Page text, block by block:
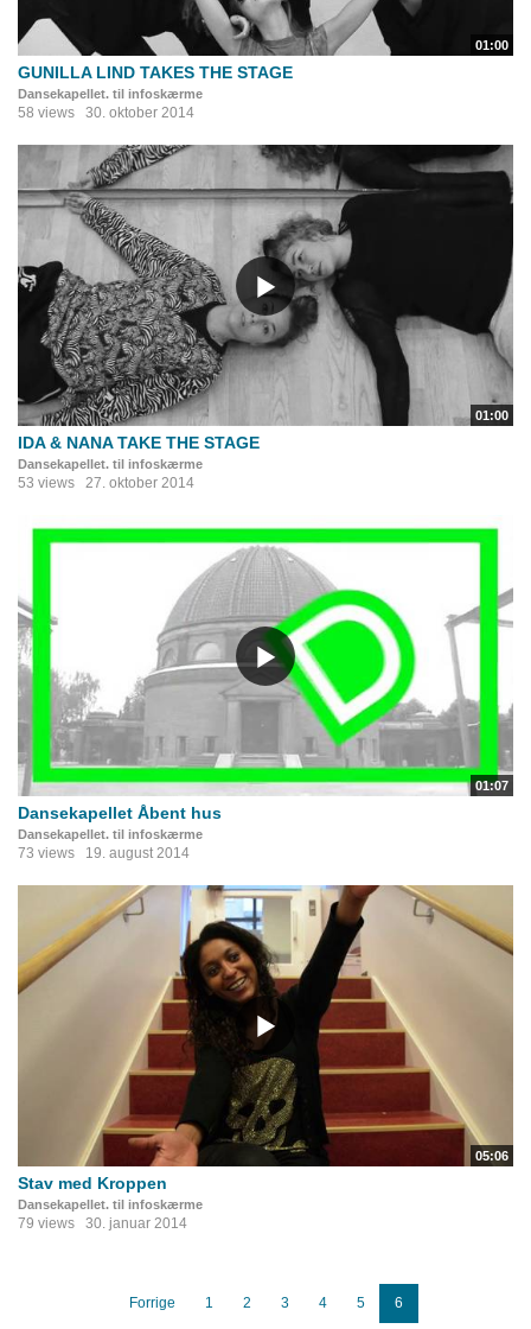
01:00
GUNILLA LIND TAKES THE STAGE
Dansekapellet. til infoskærme
58 views 30. oktober 2014
01:00
IDA & NANA TAKE THE STAGE
Dansekapellet. til infoskærme
53 views 27. oktober 2014
01:07
Dansekapellet Åbent hus
Dansekapellet. til infoskærme
73 views 19. august 2014
05:06
Stav med Kroppen
Dansekapellet. til infoskærme
79 views 30. januar 2014
Forrige 1 2 3 4 5 6